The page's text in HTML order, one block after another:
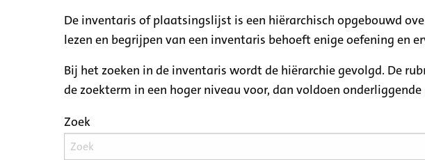
De inventaris of plaatsingslijst is een hiërarchisch opgebouwd
lezen en begrijpen van een inventaris behoeft enige oefening en
Bij het zoeken in de inventaris wordt de hiërarchie gevolgd. De
de zoekterm in een hoger niveau voor, dan voldoen
Zoek